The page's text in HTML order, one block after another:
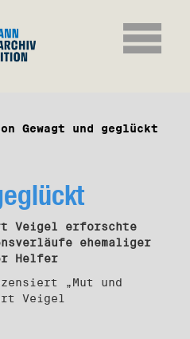
Gewagt und geglückt
Veigel erforschte
ehemaliger
Helfer
„Mut und
Veigel